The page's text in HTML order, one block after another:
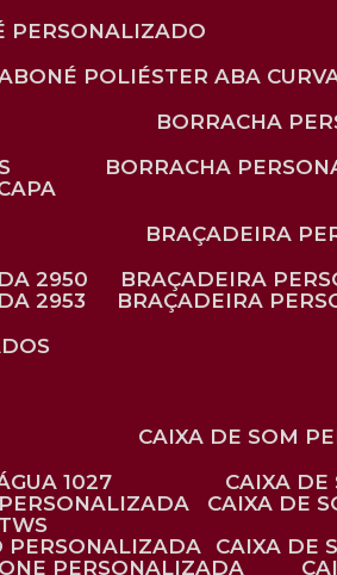
PERSONALIZADO
BONÉ POLIÉSTER ABA
BORRACHA
BORRACHA
BRAÇADEIRA
2950
BRAÇADEIRA
2953
BRAÇADEIRA
CAIXA DE SOM
1027
CAIXA
CAIXA DE
PERSONALIZADA
CAIXA
PERSONALIZADA